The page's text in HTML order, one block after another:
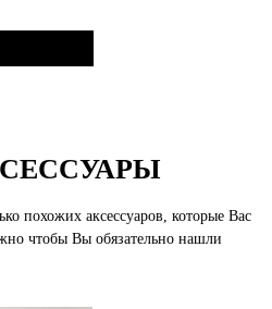
похожих аксессуаров, которые Вас
чтобы Вы обязательно нашли